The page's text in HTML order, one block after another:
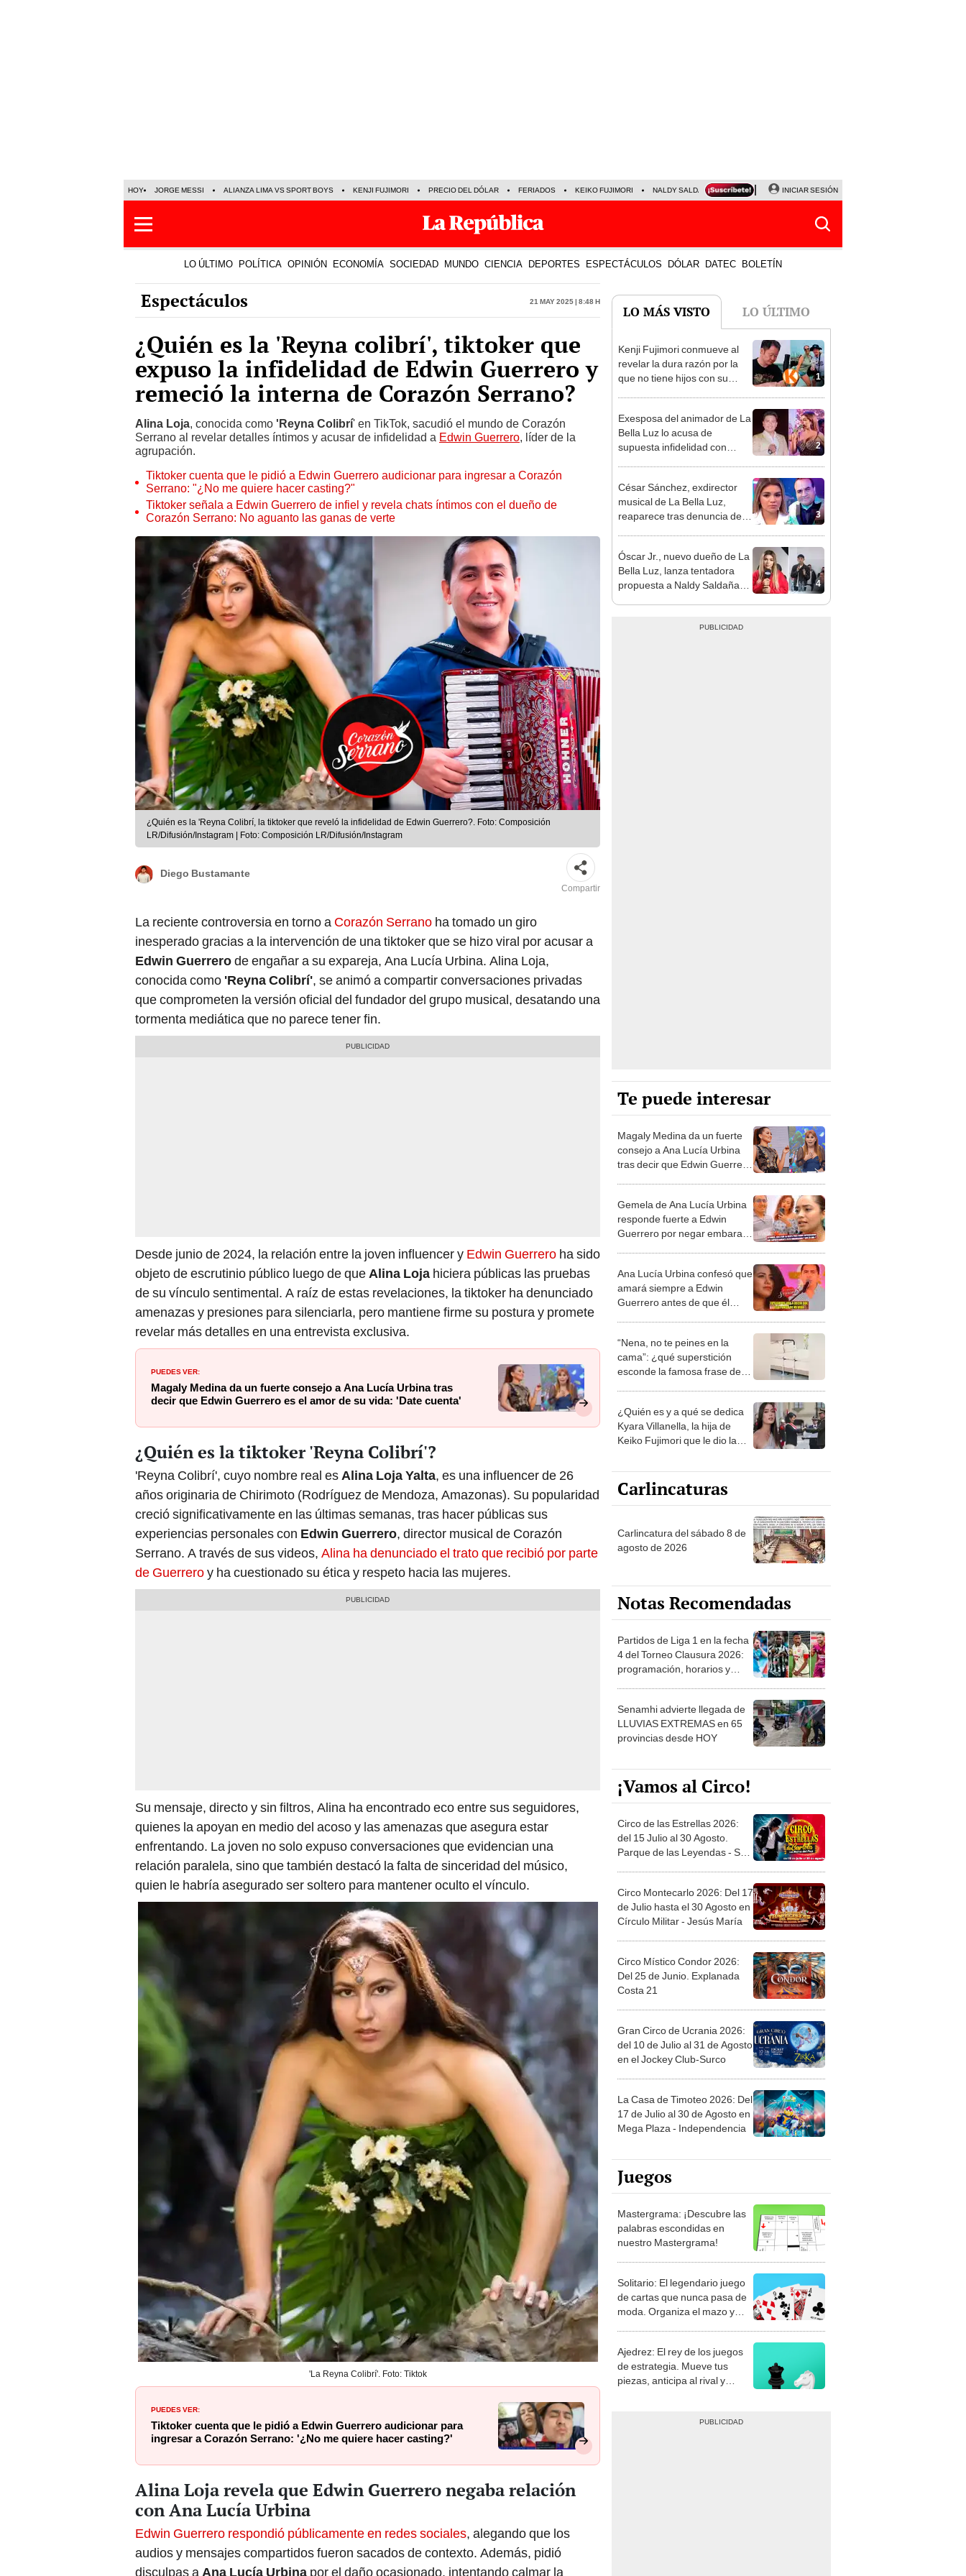
HOY JORGE MESSI ALIANZA LIMA VS SPORT BOYS KENJI FUJIMORI PRECIO DEL DÓLAR FERIADOS KEIKO FUJIMORI NALDY SALDAÑA JAVIER MILEI PARTIDOS DE HOY
INICIAR SESIÓN
LO ÚLTIMO POLÍTICA OPINIÓN ECONOMÍA SOCIEDAD MUNDO CIENCIA DEPORTES ESPECTÁCULOS DÓLAR DATEC BOLETÍN
Espectáculos 21 May 2025 | 8:48 h
¿Quién es la 'Reyna colibrí', tiktoker que
expuso la infidelidad de Edwin Guerrero y
remeció la interna de Corazón Serrano?
Alina Loja, conocida como 'Reyna Colibrí' en TikTok, sacudió el mundo de Corazón
Serrano al revelar detalles íntimos y acusar de infidelidad a Edwin Guerrero, líder de la
agrupación.
Tiktoker cuenta que le pidió a Edwin Guerrero audicionar para ingresar a Corazón
Serrano: "¿No me quiere hacer casting?"
Tiktoker señala a Edwin Guerrero de infiel y revela chats íntimos con el dueño de
Corazón Serrano: No aguanto las ganas de verte
¿Quién es la 'Reyna Colibrí, la tiktoker que reveló la infidelidad de Edwin Guerrero?. Foto: Composición
LR/Difusión/Instagram | Foto: Composición LR/Difusión/Instagram
Diego Bustamante
Compartir
La reciente controversia en torno a Corazón Serrano ha tomado un giro
inesperado gracias a la intervención de una tiktoker que se hizo viral por acusar a
Edwin Guerrerode engañar a su expareja, Ana Lucía Urbina. Alina Loja,
conocida como 'Reyna Colibrí', se animó a compartir conversaciones privadas
que comprometen la versión oficial del fundador del grupo musical, desatando una
tormenta mediática que no parece tener fin.
Desde junio de 2024, la relación entre la joven influencer y Edwin Guerrero ha sido
objeto de escrutinio público luego de queAlina Loja hiciera públicas las pruebas
de su vínculo sentimental. A raíz de estas revelaciones, la tiktoker ha denunciado
amenazas y presiones para silenciarla, pero mantiene firme su postura y promete
revelar más detalles en una entrevista exclusiva.
PUEDES VER:
Magaly Medina da un fuerte consejo a Ana Lucía Urbina tras
decir que Edwin Guerrero es el amor de su vida: 'Date cuenta'
¿Quién es la tiktoker 'Reyna Colibrí'?
'Reyna Colibrí', cuyo nombre real esAlina Loja Yalta, es una influencer de 26
años originaria de Chirimoto (Rodríguez de Mendoza, Amazonas). Su popularidad
creció significativamente en las últimas semanas, tras hacer públicas sus
experiencias personales con Edwin Guerrero, director musical de Corazón
Serrano. A través de sus videos, Alina ha denunciado el trato que recibió por parte
de Guerreroy ha cuestionado su ética y respeto hacia las mujeres.
Su mensaje, directo y sin filtros, Alina ha encontrado eco entre sus seguidores,
quienes la apoyan en medio del acoso y las amenazas que asegura estar
enfrentando. La joven no solo expuso conversaciones que evidencian una
relación paralela, sino que también destacó la falta de sinceridad del músico,
quien le habría asegurado ser soltero para mantener oculto el vínculo.
'La Reyna Colibrí'. Foto: Tiktok
PUEDES VER:
Tiktoker cuenta que le pidió a Edwin Guerrero audicionar para
ingresar a Corazón Serrano: '¿No me quiere hacer casting?'
Alina Loja revela que Edwin Guerrero negaba relación
con Ana Lucía Urbina
Edwin Guerrero respondió públicamente en redes sociales, alegando que los
audios y mensajes compartidos fueron sacados de contexto. Además, pidió
disculpas a Ana Lucía Urbina por el daño ocasionado, intentando calmar la
LO MÁS VISTO LO ÚLTIMO
1
Kenji Fujimori conmueve al
revelar la dura razón por la
que no tiene hijos con su
2
Exesposa del animador de La
Bella Luz lo acusa de
supuesta infidelidad con
3
César Sánchez, exdirector
musical de La Bella Luz,
reaparece tras denuncia de
presunción de inocencia"
4
Óscar Jr., nuevo dueño de La
Bella Luz, lanza tentadora
propuesta a Naldy Saldaña
Te puede interesar
Magaly Medina da un fuerte
consejo a Ana Lucía Urbina
tras decir que Edwin Guerrero
Gemela de Ana Lucía Urbina
responde fuerte a Edwin
Guerrero por negar embarazo
Ana Lucía Urbina confesó que
amará siempre a Edwin
Guerrero antes de que él
“Nena, no te peines en la
cama”: ¿qué superstición
esconde la famosa frase de
¿Quién es y a qué se dedica
Kyara Villanella, la hija de
Keiko Fujimori que le dio la
Carlincaturas
Carlincatura del sábado 8 de
agosto de 2026
Notas Recomendadas
Partidos de Liga 1 en la fecha
4 del Torneo Clausura 2026:
programación, horarios y
Senamhi advierte llegada de
LLUVIAS EXTREMAS en 65
provincias desde HOY
¡Vamos al Circo!
Circo de las Estrellas 2026:
del 15 Julio al 30 Agosto.
Parque de las Leyendas - San
Circo Montecarlo 2026: Del 17
de Julio hasta el 30 Agosto en
Círculo Militar - Jesús María
Circo Místico Condor 2026:
Del 25 de Junio. Explanada
Costa 21
Gran Circo de Ucrania 2026:
del 10 de Julio al 31 de Agosto
en el Jockey Club-Surco
La Casa de Timoteo 2026: Del
17 de Julio al 30 de Agosto en
Mega Plaza - Independencia
Juegos
Mastergrama: ¡Descubre las
palabras escondidas en
nuestro Mastergrama!
Solitario: El legendario juego
de cartas que nunca pasa de
moda. Organiza el mazo y
Ajedrez: El rey de los juegos
de estrategia. Mueve tus
piezas, anticipa al rival y